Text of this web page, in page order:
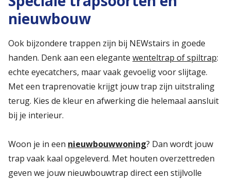
nieuwbouw
Ook bijzondere trappen zijn bij NEWstairs in goede
handen. Denk aan een elegante wenteltrap of spiltrap:
echte eyecatchers, maar vaak gevoelig voor slijtage.
Met een traprenovatie krijgt jouw trap zijn uitstraling
terug. Kies de kleur en afwerking die helemaal aansluit
bij je interieur.
Woon je in een nieuwbouwwoning? Dan wordt jouw
trap vaak kaal opgeleverd. Met houten overzettreden
geven we jouw nieuwbouwtrap direct een stijlvolle